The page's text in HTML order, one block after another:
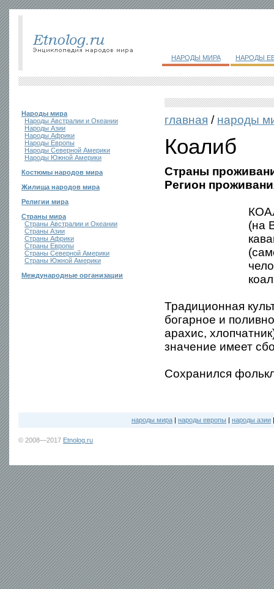
НАРОДЫ МИРА НАРОДЫ
Народы мира
Народы Австралии и Океании
Народы Азии
Народы Африки
Народы Европы
Народы Северной Америки
Народы Южной Америки
Костюмы народов мира
Жилища народов мира
Религии мира
Страны мира
Страны Австралии и Океании
Страны Азии
Страны Африки
Страны Европы
Страны Северной Америки
Страны Южной Америки
Международные организации
главная / народы
Коалиб
Страны
Регион
(на
Традиционная
богарное и
арахис,
значение имеет
Сохранился
народы мира | народы европы | народы азии
© 2008—2017 Etnolog.ru